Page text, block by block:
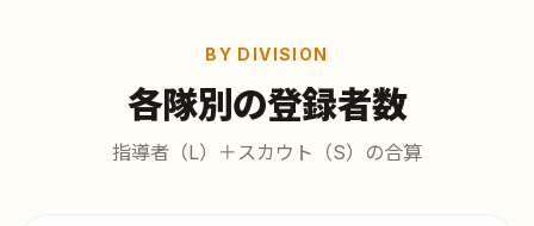
BY DIVISION
各隊別の登録者数
指導者（L）＋スカウト（S）の合算